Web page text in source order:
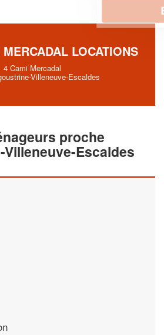
LOCATIONS
4 Cami Mercadal
Villeneuve-Escaldes
proche
Escaldes